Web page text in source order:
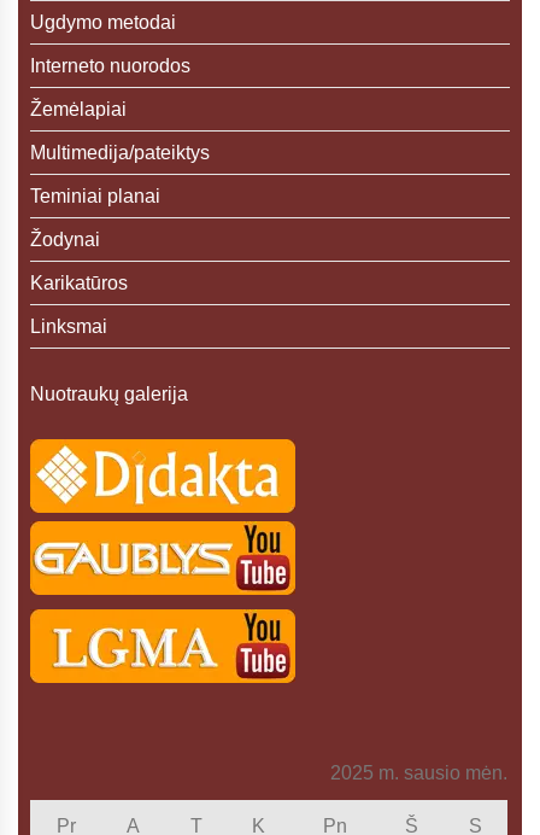
Ugdymo metodai
Interneto nuorodos
Žemėlapiai
Multimedija/pateiktys
Teminiai planai
Žodynai
Karikatūros
Linksmai
Nuotraukų galerija
2025 m. sausio mėn.
Pr A T K Pn Š S